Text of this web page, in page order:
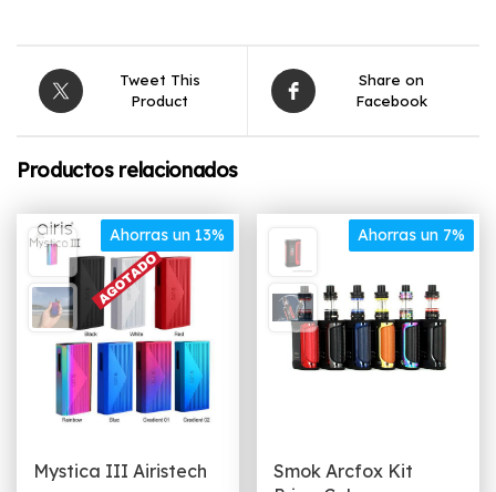
Tweet This
Product
Share on
Facebook
Productos relacionados
Ahorras un 13%
Mystica III Airistech
Ahorras un 7%
Smok Arcfox Kit